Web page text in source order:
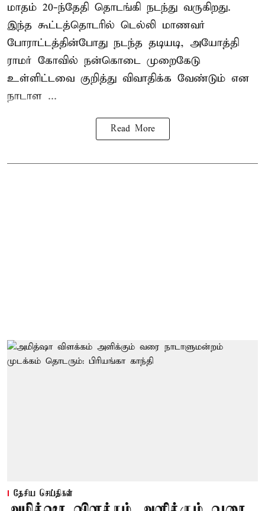
மாதம் 20-ந்தேதி தொடங்கி நடந்து வருகிறது.
இந்த கூட்டத்தொடரில் டெல்லி மாணவர்
போராட்டத்தின்போது நடந்த தடியடி, அயோத்தி
ராமர் கோவில் நன்கொடை முறைகேடு
உள்ளிட்டவை குறித்து விவாதிக்க வேண்டும் என
நாடாள ...
Read More
தேசிய செய்திகள்